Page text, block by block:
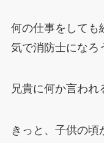
何の仕事をしても
気で消防士にな
兄貴に何か言われ
きっと、子供の頃